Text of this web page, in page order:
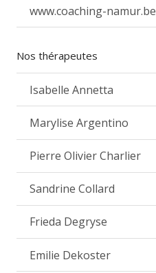
www.coaching-namur.be
Nos thérapeutes
Isabelle Annetta
Marylise Argentino
Pierre Olivier Charlier
Sandrine Collard
Frieda Degryse
Emilie Dekoster